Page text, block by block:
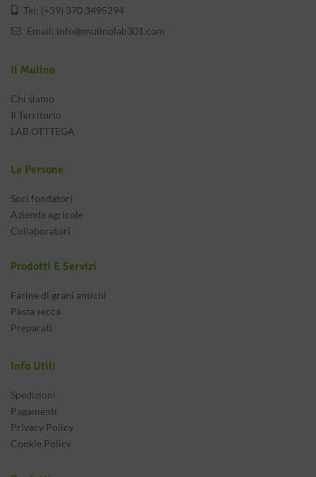
Tel: (+39) 370 3495294
Email: info@mulinolab301.com
Il Mulino
Chi siamo
Il Territorio
LAB.OTTTEGA
Le Persone
Soci fondatori
Aziende agricole
Collaboratori
Prodotti E Servizi
Farine di grani antichi
Pasta secca
Preparati
Info Utili
Spedizioni
Pagamenti
Privacy Policy
Cookie Policy